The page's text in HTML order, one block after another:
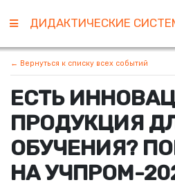
ДИДАКТИЧЕСКИЕ
← Вернуться к списку всех событий
ЕСТЬ
ПРОДУКЦИЯ
ОБУЧЕНИЯ?
НА УЧПРОМ-